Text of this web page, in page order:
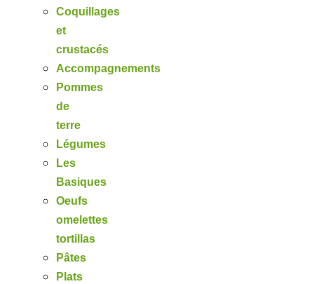
Coquillages
et
crustacés
Accompagnements
Pommes
de
terre
Légumes
Les
Basiques
Oeufs
omelettes
tortillas
Pâtes
Plats